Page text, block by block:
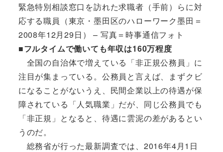
緊急特別相談窓口を訪れた求職者（手前）らに対
応する職員（東京・墨田区のハローワーク墨田＝
2008年12月29日） – 写真＝時事通信フォト
■フルタイムで働いても年収は160万程度
全国の自治体で増えている「非正規公務員」に
注目が集まっている。公務員と言えば、まずクビ
になることがないうえ、民間企業以上の待遇が保
障されている「人気職業」だが、同じ公務員でも
「非正規」となると、待遇に雲泥の差があるとい
うのだ。
総務省が行った最新調査では、2016年4月1日